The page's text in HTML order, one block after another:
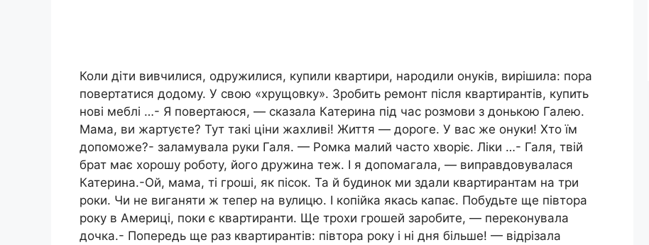
Коли діти вивчилися, одружилися, купили квартири, народили онуків, вирішила: пора
повертатися додому. У свою «хрущовку». Зробить ремонт після квартирантів, купить
нові меблі …- Я повертаюся, — сказала Катерина під час розмови з донькою Галею.
Мама, ви жартуєте? Тут такі ціни жахливі! Життя — дороге. У вас же онуки! Хто їм
допоможе?- заламувала руки Галя. — Ромка малий часто хворіє. Ліки …- Галя, твій
брат має хорошу роботу, його дружина теж. І я допомагала, — виправдовувалася
Катерина.-Ой, мама, ті гроші, як пісок. Та й будинок ми здали квартирантам на три
роки. Чи не виганяти ж тепер на вулицю. І копійка якась капає. Побудьте ще півтора
року в Америці, поки є квартиранти. Ще трохи грошей заробите, — переконувала
дочка.- Попередь ще раз квартирантів: півтора року і ні дня більше! — відрізала